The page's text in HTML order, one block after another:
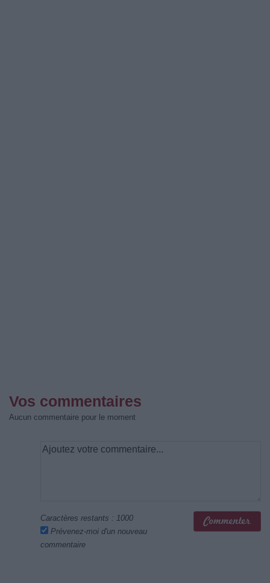
Vos commentaires
Aucun commentaire pour le moment
Caractères restants : 1000
Prévenez-moi d'un nouveau
commentaire